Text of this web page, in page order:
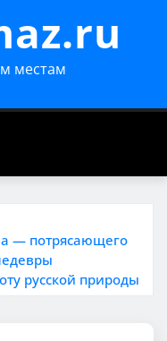
местам
— потрясающего
русской природы